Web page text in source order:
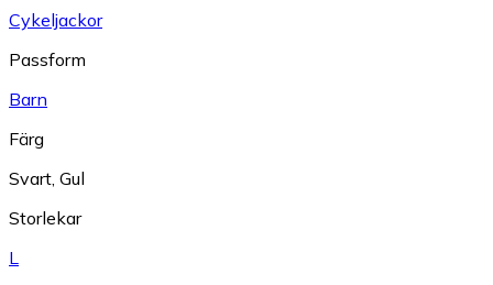
Cykeljackor
Passform
Barn
Färg
Svart, Gul
Storlekar
L